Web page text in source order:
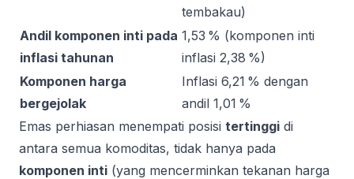
tembakau)
Andil komponen inti pada
inflasi tahunan
1,53 % (komponen inti
inflasi 2,38 %)
Komponen harga
bergejolak
Inflasi 6,21 % dengan
andil 1,01 %
Emas perhiasan menempati posisi tertinggi di
antara semua komoditas, tidak hanya pada
komponen inti (yang mencerminkan tekanan harga